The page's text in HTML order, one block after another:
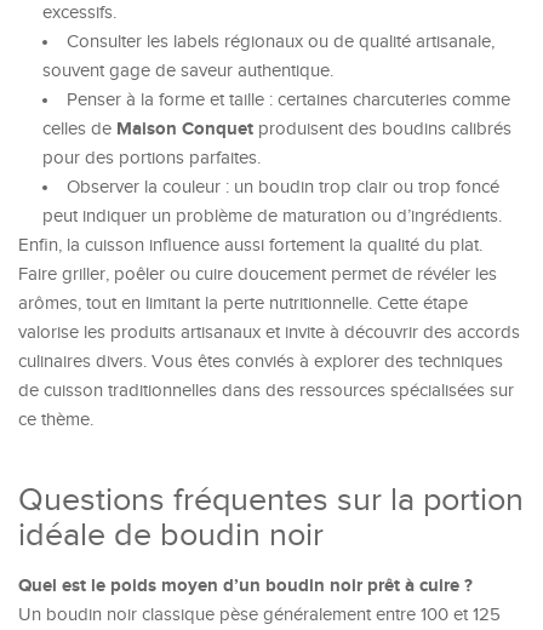
excessifs.
Consulter les labels régionaux ou de qualité artisanale,
souvent gage de saveur authentique.
Penser à la forme et taille : certaines charcuteries comme
celles de Maison Conquet produisent des boudins calibrés
pour des portions parfaites.
Observer la couleur : un boudin trop clair ou trop foncé
peut indiquer un problème de maturation ou d’ingrédients.
Enfin, la cuisson influence aussi fortement la qualité du plat.
Faire griller, poêler ou cuire doucement permet de révéler les
arômes, tout en limitant la perte nutritionnelle. Cette étape
valorise les produits artisanaux et invite à découvrir des accords
culinaires divers. Vous êtes conviés à explorer des techniques
de cuisson traditionnelles dans des ressources spécialisées sur
ce thème.
Questions fréquentes sur la portion
idéale de boudin noir
Quel est le poids moyen d’un boudin noir prêt à cuire ?
Un boudin noir classique pèse généralement entre 100 et 125